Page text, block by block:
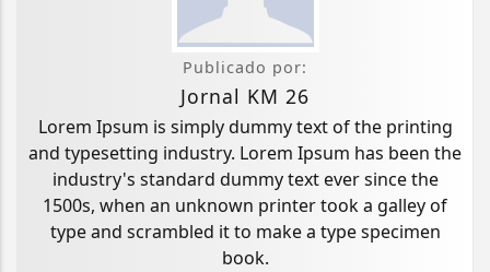
Publicado por:
Jornal KM 26
Lorem Ipsum is simply dummy text of the printing
and typesetting industry. Lorem Ipsum has been the
industry's standard dummy text ever since the
1500s, when an unknown printer took a galley of
type and scrambled it to make a type specimen
book.